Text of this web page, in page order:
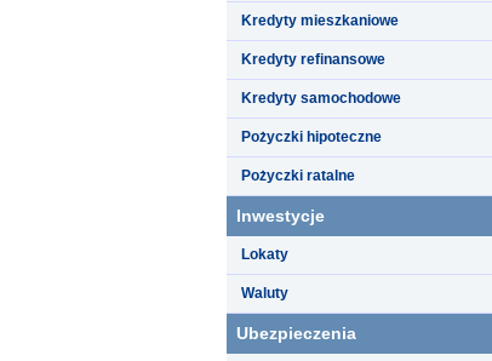
Kredyty mieszkaniowe
Kredyty refinansowe
Kredyty samochodowe
Pożyczki hipoteczne
Pożyczki ratalne
Inwestycje
Lokaty
Waluty
Ubezpieczenia